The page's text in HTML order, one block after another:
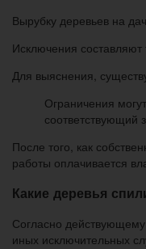
Вырубку деревьев на
Исключения
Для выяснения,
Ограничения
соответствующий
После того, как
работы оплачивается
Какие деревья
Согласно действующему
иных исключительных